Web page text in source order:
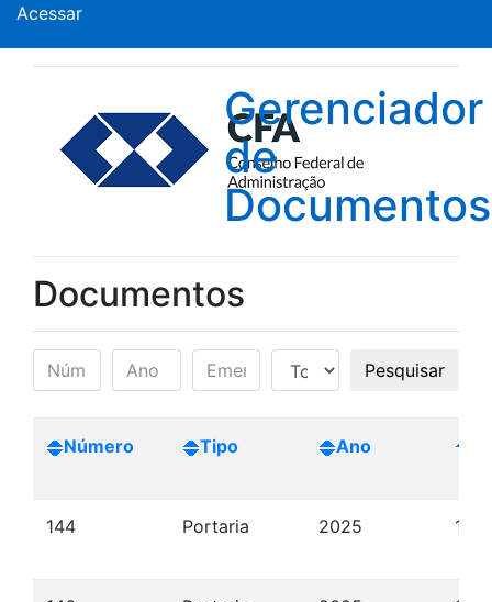
Acessar
Gerenciador
de
Documentos
Documentos
Pesquisar
Número Tipo Ano
144 Portaria 2025 18/